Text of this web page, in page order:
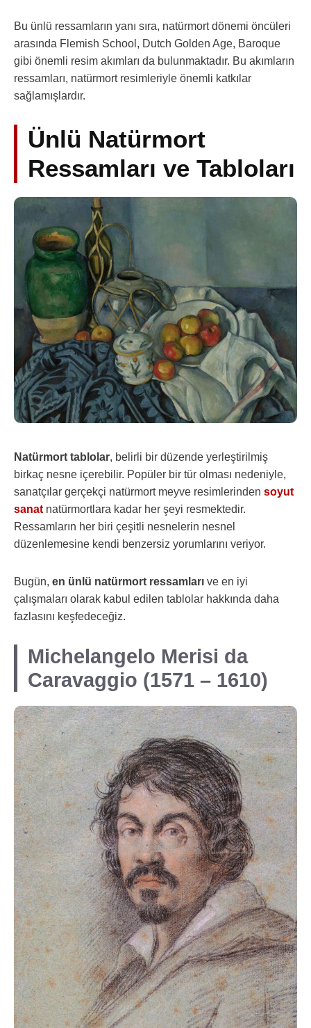
Bu ünlü ressamların yanı sıra, natürmort dönemi öncüleri
arasında Flemish School, Dutch Golden Age, Baroque
gibi önemli resim akımları da bulunmaktadır. Bu akımların
ressamları, natürmort resimleriyle önemli katkılar
sağlamışlardır.
Ünlü Natürmort
Ressamları ve Tabloları
Natürmort tablolar, belirli bir düzende yerleştirilmiş
birkaç nesne içerebilir. Popüler bir tür olması nedeniyle,
sanatçılar gerçekçi natürmort meyve resimlerinden soyut
sanat natürmortlara kadar her şeyi resmektedir.
Ressamların her biri çeşitli nesnelerin nesnel
düzenlemesine kendi benzersiz yorumlarını veriyor.
Bugün, en ünlü natürmort ressamları ve en iyi
çalışmaları olarak kabul edilen tablolar hakkında daha
fazlasını keşfedeceğiz.
Michelangelo Merisi da
Caravaggio (1571 – 1610)